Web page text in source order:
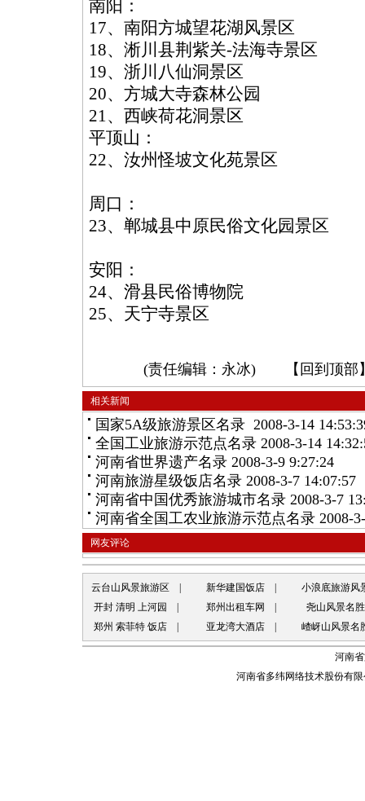
南阳：
17、南阳方城望花湖风景区
18、淅川县荆紫关-法海寺景区
19、浙川八仙洞景区
20、方城大寺森林公园
21、西峡荷花洞景区
平顶山：
22、汝州怪坡文化苑景区
周口：
23、郸城县中原民俗文化园景区
安阳：
24、滑县民俗博物院
25、天宁寺景区
(责任编辑：永冰) 【 回到顶部
相关新闻
国家5A级旅游景区名录 2008-3-14
全国工业旅游示范点名录 2008-3-14
河南省世界遗产名录 2008-3-9 9:27:24
河南旅游星级饭店名录 2008-3-7 14:07:57
河南省中国优秀旅游城市名录 2008-3-7
河南省全国工农业旅游示范点名录 2008-
网友评论
云台山风景旅游区 新华建国饭店|
小浪底旅游风
开封 清明 上河园
郑州出租车网
尧山风景名
郑州 索菲特 饭店| 亚龙湾大酒店| 嵖岈山风景名
河南
河南省多纬网络技术股份有